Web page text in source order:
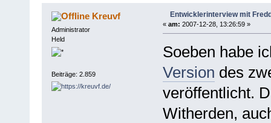
Kreuvf
Administrator
Held
Beiträge: 2.859
Entwicklerinterview mit
« am: 2007-12-28, 13:26:59 »
Soeben habe
Version des
veröffentlicht.
Witherden,